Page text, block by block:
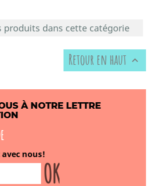
produits dans cette catégorie
Retour en haut 
À NOTRE LETTRE
nous!